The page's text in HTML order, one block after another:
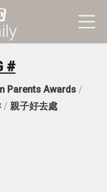
#
Parents Awards/
/ 親子好去處